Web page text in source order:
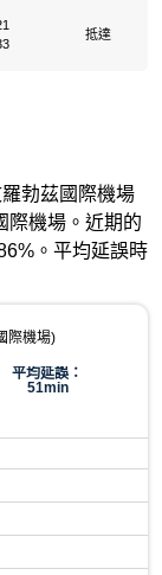
抵達
勃茲國際機場
際機場。近期的
。平均延誤時
際機場)
平均延誤：
51min